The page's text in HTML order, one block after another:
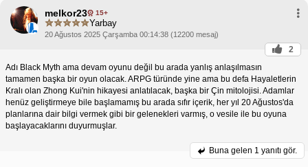
melkor23 15+
Yarbay
20 Ağustos 2025 Çarşamba 00:14:38 (12200 mesaj)
2
Adı Black Myth ama devam oyunu değil bu arada yanlış anlaşılmasın
tamamen başka bir oyun olacak. ARPG türünde yine ama bu defa Hayaletlerin
Kralı olan Zhong Kui'nin hikayesi anlatılacak, başka bir Çin mitolojisi. Adamlar
henüz geliştirmeye bile başlamamış bu arada sıfır içerik, her yıl 20 Ağustos'da
planlarına dair bilgi vermek gibi bir gelenekleri varmış, o vesile ile bu oyuna
başlayacaklarını duyurmuşlar.
Buna gelen 1 yanıtı gör.